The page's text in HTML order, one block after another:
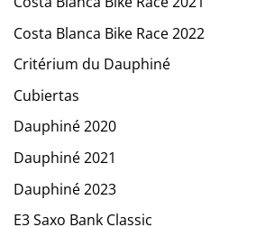
Costa Blanca Bike Race 2022
Critérium du Dauphiné
Cubiertas
Dauphiné 2020
Dauphiné 2021
Dauphiné 2023
E3 Saxo Bank Classic